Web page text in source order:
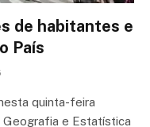
de habitantes e
País
quinta-feira
e Estatística